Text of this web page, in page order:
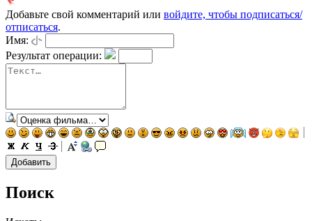
Добавьте свой комментарий или войдите, чтобы подписаться/
отписаться.
Имя:
Результат операции:
Поиск